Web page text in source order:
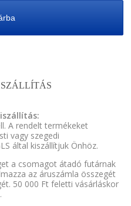
SZÁLLÍTÁS
A rendelt termékeket
vagy szegedi
által kiszállítjuk Önhöz.
a csomagot átadó futárnak
az áruszámla összegét
50 000 Ft feletti vásárláskor